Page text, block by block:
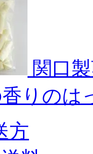
関口
りのは